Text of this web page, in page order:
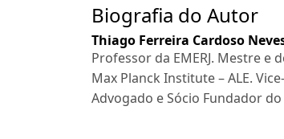
Biografia do Autor
Thiago Ferreira Cardoso
Professor da EMERJ. Mestre e
Max Planck Institute – ALE.
Advogado e Sócio Fundador